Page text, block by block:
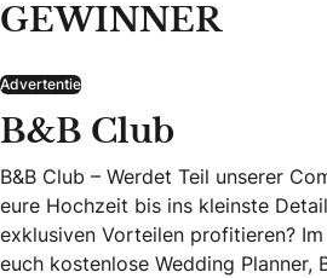
GEWINNER
Advertentie
B&B Club
B&B Club – Werdet Teil unserer
eure Hochzeit bis ins kleinste
exklusiven Vorteilen profitieren?
euch kostenlose Wedding Planner,